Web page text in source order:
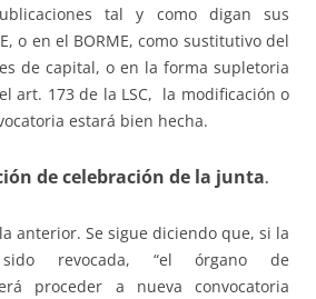
tal y como digan sus
o en el BORME, como sustitutivo del
de capital, o en la forma supletoria
art. 173 de la LSC, la modificación o
estará bien hecha.
de celebración de la junta.
anterior. Se sigue diciendo que, si la
revocada, “el órgano de
proceder a nueva convocatoria